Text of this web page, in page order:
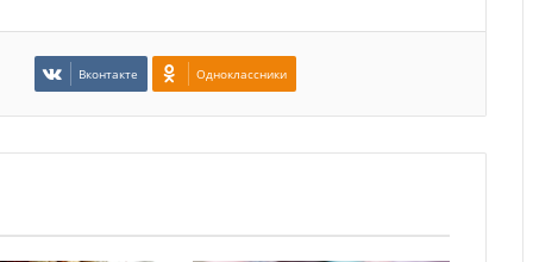
Вконтакте Одноклассники